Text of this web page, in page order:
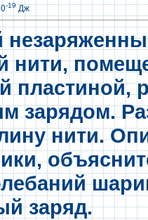
-19 Дж
нити,
пластиной,
зарядом.
нити.
заряд.